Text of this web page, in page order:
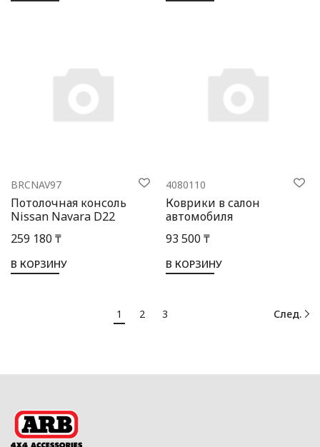
BRCNAV97
Потолочная консоль
Nissan Navara D22
259 180 ₸
В КОРЗИНУ
4080110
Коврики в салон
автомобиля
93 500 ₸
В КОРЗИНУ
1 2 3 След.